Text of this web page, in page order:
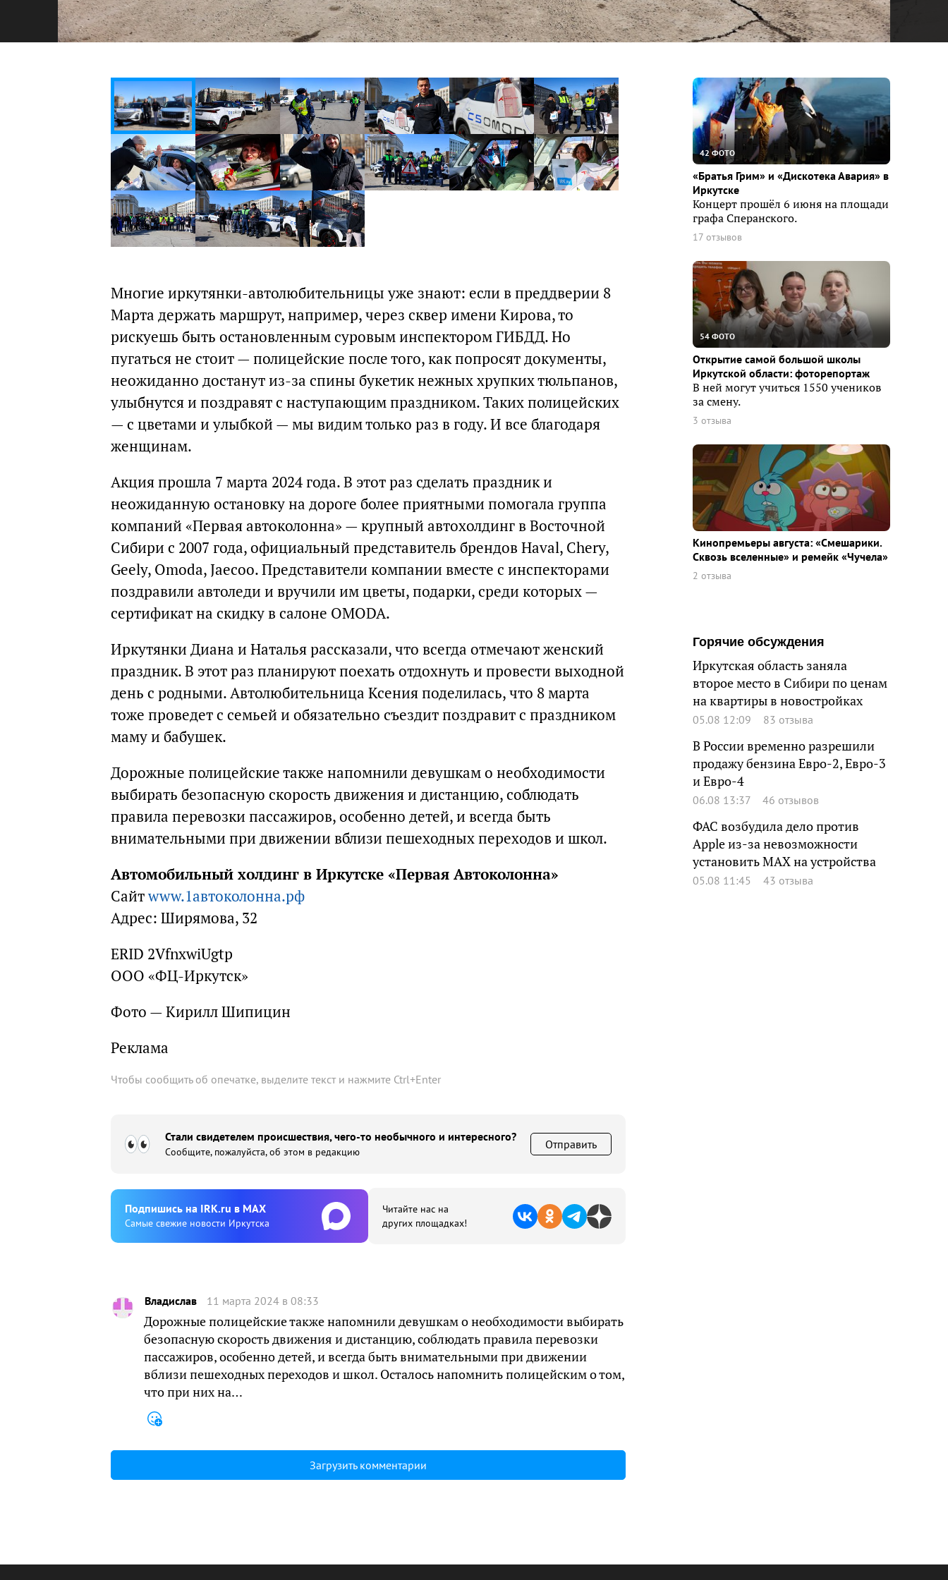
Многие иркутянки-автолюбительницы уже знают: если в преддверии 8
Марта держать маршрут, например, через сквер имени Кирова, то
рискуешь быть остановленным суровым инспектором ГИБДД. Но
пугаться не стоит — полицейские после того, как попросят документы,
неожиданно достанут из-за спины букетик нежных хрупких тюльпанов,
улыбнутся и поздравят с наступающим праздником. Таких полицейских
— с цветами и улыбкой — мы видим только раз в году. И все благодаря
женщинам.
Акция прошла 7 марта 2024 года. В этот раз сделать праздник и
неожиданную остановку на дороге более приятными помогала группа
компаний «Первая автоколонна» — крупный автохолдинг в Восточной
Сибири с 2007 года, официальный представитель брендов Haval, Chery,
Geely, Omoda, Jaecoo. Представители компании вместе с инспекторами
поздравили автоледи и вручили им цветы, подарки, среди которых —
сертификат на скидку в салоне OMODA.
Иркутянки Диана и Наталья рассказали, что всегда отмечают женский
праздник. В этот раз планируют поехать отдохнуть и провести выходной
день с родными. Автолюбительница Ксения поделилась, что 8 марта
тоже проведет с семьей и обязательно съездит поздравит с праздником
маму и бабушек.
Дорожные полицейские также напомнили девушкам о необходимости
выбирать безопасную скорость движения и дистанцию, соблюдать
правила перевозки пассажиров, особенно детей, и всегда быть
внимательными при движении вблизи пешеходных переходов и школ.
Автомобильный холдинг в Иркутске «Первая Автоколонна»
Сайтwww.1автоколонна.рф
Адрес: Ширямова, 32
ERID 2VfnxwiUgtp
ООО «ФЦ-Иркутск»
Фото — Кирилл Шипицин
Реклама
Чтобы сообщить об опечатке, выделите текст и нажмите Ctrl+Enter
Стали свидетелем происшествия, чего-то необычного и интересного?
Сообщите, пожалуйста, об этом в редакцию
Отправить
Подпишиcь на IRK.ru в MAX
Cамые свежие новости Иркутска
Читайте нас на
других площадках!
Владислав 11 марта 2024 в 08:33
Дорожные полицейские также напомнили девушкам о необходимости выбирать
безопасную скорость движения и дистанцию, соблюдать правила перевозки
пассажиров, особенно детей, и всегда быть внимательными при движении
вблизи пешеходных переходов и школ. Осталось напомнить полицейским о том,
что при них на…
Загрузить комментарии
42 ФОТО
«Братья Грим» и «Дискотека Авария» в
Иркутске
Концерт прошёл 6 июня на площади
графа Сперанского.
17 отзывов
54 ФОТО
Открытие самой большой школы
Иркутской области: фоторепортаж
В ней могут учиться 1550 учеников
за смену.
3 отзыва
Кинопремьеры августа: «Смешарики.
Сквозь вселенные» и ремейк «Чучела»
2 отзыва
Горячие обсуждения
Иркутская область заняла
второе место в Сибири по ценам
на квартиры в новостройках
05.08 12:09 83 отзыва
В России временно разрешили
продажу бензина Евро-2, Евро-3
и Евро-4
06.08 13:37 46 отзывов
ФАС возбудила дело против
Apple из-за невозможности
установить MAX на устройства
05.08 11:45 43 отзыва